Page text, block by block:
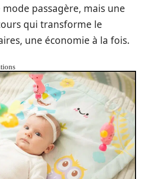
passagère, mais une
qui transforme le
une économie à la fois.